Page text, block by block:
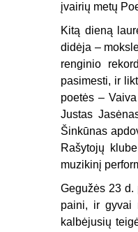
įvairių metų
Kitą dieną
didėja –
renginio
pasimesti, ir
poetės –
Justas
Šinkūnas
Rašytojų
muzikinį
Gegužės 23 d.
paini, ir gyvai
kalbėjusių